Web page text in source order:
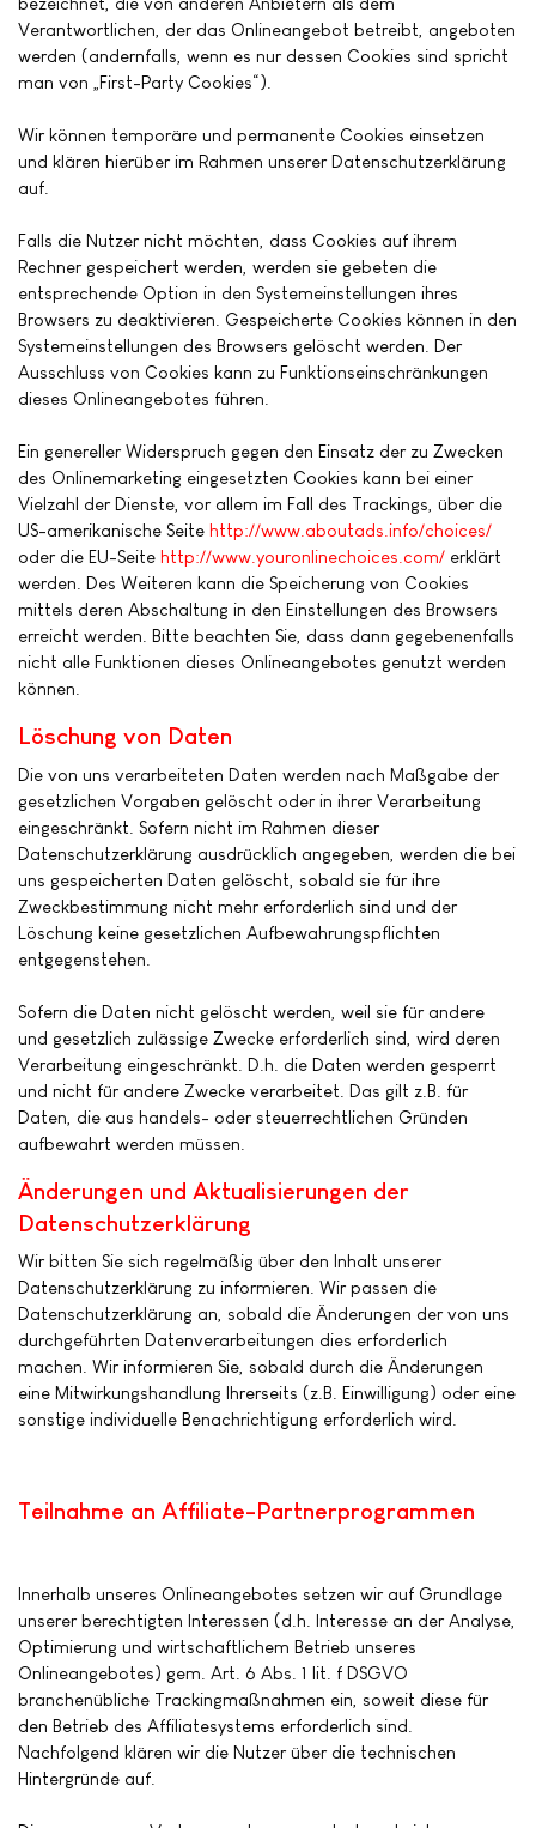
Verantwortlichen, der das Onlineangebot betreibt, angeboten
werden (andernfalls, wenn es nur dessen Cookies sind spricht
man von „First-Party Cookies“).
Wir können temporäre und permanente Cookies einsetzen
und klären hierüber im Rahmen unserer Datenschutzerklärung
auf.
Falls die Nutzer nicht möchten, dass Cookies auf ihrem
Rechner gespeichert werden, werden sie gebeten die
entsprechende Option in den Systemeinstellungen ihres
Browsers zu deaktivieren. Gespeicherte Cookies können in den
Systemeinstellungen des Browsers gelöscht werden. Der
Ausschluss von Cookies kann zu Funktionseinschränkungen
dieses Onlineangebotes führen.
Ein genereller Widerspruch gegen den Einsatz der zu Zwecken
des Onlinemarketing eingesetzten Cookies kann bei einer
Vielzahl der Dienste, vor allem im Fall des Trackings, über die
US-amerikanische Seite http://www.aboutads.info/choices/
oder die EU-Seite http://www.youronlinechoices.com/ erklärt
werden. Des Weiteren kann die Speicherung von Cookies
mittels deren Abschaltung in den Einstellungen des Browsers
erreicht werden. Bitte beachten Sie, dass dann gegebenenfalls
nicht alle Funktionen dieses Onlineangebotes genutzt werden
können.
Löschung von Daten
Die von uns verarbeiteten Daten werden nach Maßgabe der
gesetzlichen Vorgaben gelöscht oder in ihrer Verarbeitung
eingeschränkt. Sofern nicht im Rahmen dieser
Datenschutzerklärung ausdrücklich angegeben, werden die bei
uns gespeicherten Daten gelöscht, sobald sie für ihre
Zweckbestimmung nicht mehr erforderlich sind und der
Löschung keine gesetzlichen Aufbewahrungspflichten
entgegenstehen.
Sofern die Daten nicht gelöscht werden, weil sie für andere
und gesetzlich zulässige Zwecke erforderlich sind, wird deren
Verarbeitung eingeschränkt. D.h. die Daten werden gesperrt
und nicht für andere Zwecke verarbeitet. Das gilt z.B. für
Daten, die aus handels- oder steuerrechtlichen Gründen
aufbewahrt werden müssen.
Änderungen und Aktualisierungen der
Datenschutzerklärung
Wir bitten Sie sich regelmäßig über den Inhalt unserer
Datenschutzerklärung zu informieren. Wir passen die
Datenschutzerklärung an, sobald die Änderungen der von uns
durchgeführten Datenverarbeitungen dies erforderlich
machen. Wir informieren Sie, sobald durch die Änderungen
eine Mitwirkungshandlung Ihrerseits (z.B. Einwilligung) oder eine
sonstige individuelle Benachrichtigung erforderlich wird.
Teilnahme an Affiliate-Partnerprogrammen
Innerhalb unseres Onlineangebotes setzen wir auf Grundlage
unserer berechtigten Interessen (d.h. Interesse an der Analyse,
Optimierung und wirtschaftlichem Betrieb unseres
Onlineangebotes) gem. Art. 6 Abs. 1 lit. f DSGVO
branchenübliche Trackingmaßnahmen ein, soweit diese für
den Betrieb des Affiliatesystems erforderlich sind.
Nachfolgend klären wir die Nutzer über die technischen
Hintergründe auf.